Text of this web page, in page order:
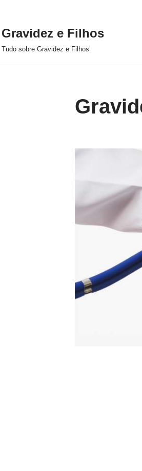
Gravidez e Filhos
Tudo sobre Gravidez e Filhos